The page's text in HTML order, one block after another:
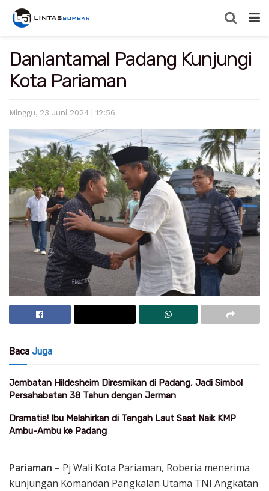
Danlantamal Padang Kunjungi
Kota Pariaman
Minggu, 23 Juni 2024 | 12:56
Baca Juga
Jembatan Hildesheim Diresmikan di Padang, Jadi Simbol
Persahabatan 38 Tahun dengan Jerman
Dramatis! Ibu Melahirkan di Tengah Laut Saat Naik KMP
Ambu-Ambu ke Padang
Pariaman – Pj Wali Kota Pariaman, Roberia menerima
kunjungan Komandan Pangkalan Utama TNI Angkatan